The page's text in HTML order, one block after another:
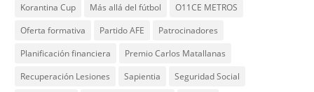
Korantina Cup
Más allá del fútbol
O11CE METROS
Oferta formativa
Partido AFE
Patrocinadores
Planificación financiera
Premio Carlos Matallanas
Recuperación Lesiones
Sapientia
Seguridad Social